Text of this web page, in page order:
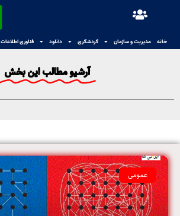
خانه مدیریت و سازمان گردشگری دانلود فناوری اطلاعات
آرشیو مطالب این بخش
عمومی